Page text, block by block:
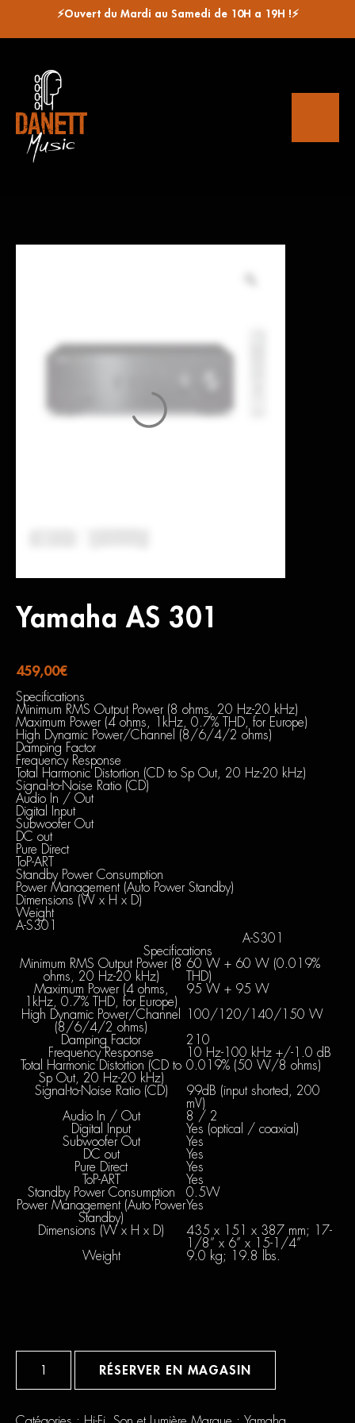
⚡Ouvert du Mardi au Samedi de 10H a 19H !⚡
Yamaha AS 301
459,00€
Specifications
Minimum RMS Output Power (8 ohms, 20 Hz-20 kHz)
Maximum Power (4 ohms, 1kHz, 0.7% THD, for Europe)
High Dynamic Power/Channel (8/6/4/2 ohms)
Damping Factor
Frequency Response
Total Harmonic Distortion (CD to Sp Out, 20 Hz-20 kHz)
Signal-to-Noise Ratio (CD)
Audio In / Out
Digital Input
Subwoofer Out
DC out
Pure Direct
ToP-ART
Standby Power Consumption
Power Management (Auto Power Standby)
Dimensions (W x H x D)
Weight
A-S301
A-S301
Specifications
Minimum RMS Output Power (8
ohms, 20 Hz-20 kHz)
60 W + 60 W (0.019%
THD)
Maximum Power (4 ohms,
1kHz, 0.7% THD, for Europe)
95 W + 95 W
High Dynamic Power/Channel
(8/6/4/2 ohms)
100/120/140/150 W
Damping Factor
210
Frequency Response
10 Hz-100 kHz +/-1.0 dB
Total Harmonic Distortion (CD to
Sp Out, 20 Hz-20 kHz)
0.019% (50 W/8 ohms)
Signal-to-Noise Ratio (CD)
99dB (input shorted, 200
mV)
Audio In / Out
8 / 2
Digital Input
Yes (optical / coaxial)
Subwoofer Out
Yes
DC out
Yes
Pure Direct
Yes
ToP-ART
Yes
Standby Power Consumption
0.5W
Power Management (Auto Power
Standby)
Yes
Dimensions (W x H x D)
435 x 151 x 387 mm; 17-
1/8” x 6” x 15-1/4”
Weight
9.0 kg; 19.8 lbs.
RÉSERVER EN MAGASIN